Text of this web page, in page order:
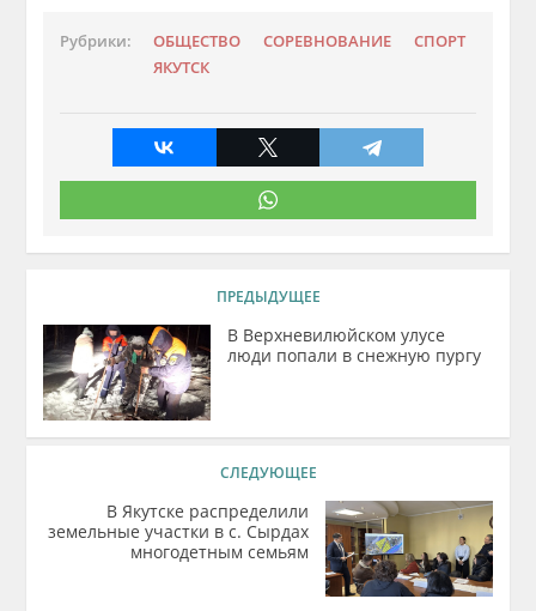
Рубрики: ОБЩЕСТВО СОРЕВНОВАНИЕ
СПОРТ
ЯКУТСК
ПРЕДЫДУЩЕЕ
В Верхневилюйском улусе
люди попали в снежную пургу
СЛЕДУЮЩЕЕ
В Якутске распределили
земельные участки в с. Сырдах
многодетным семьям